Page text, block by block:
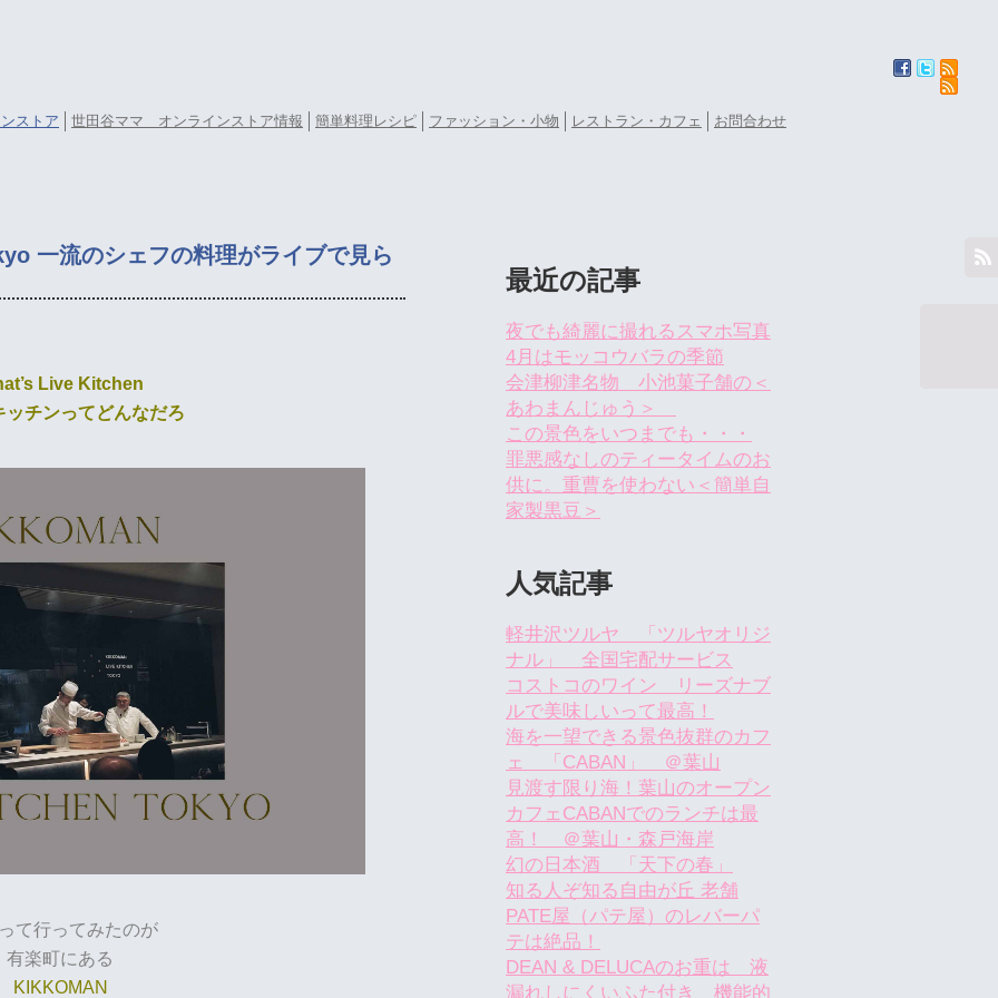
ストア 世田谷ママ オンラインストア情報 簡単料理レシピ ファッション・小物 レストラン・カフェ お問合わせ
一流のシェフの料理がライブで見ら
Live Kitchen
ッチンってどんなだろ
て行ってみたのが
有楽町にある
KIKKOMAN
最近の記事
夜でも綺麗に撮れるスマホ写真
4月はモッコウバラの季節
会津柳津名物 小池菓子舗の＜
あわまんじゅう＞
この景色をいつまでも・・・
罪悪感なしのティータイムのお
供に。重曹を使わない＜簡単自
家製黒豆＞
人気記事
軽井沢ツルヤ 「ツルヤオリジ
ナル」 全国宅配サービス
コストコのワイン リーズナブ
ルで美味しいって最高！
海を一望できる景色抜群のカフ
ェ 「CABAN」 ＠葉山
見渡す限り海！葉山のオープン
カフェCABANでのランチは最
高！ ＠葉山・森戸海岸
幻の日本酒 「天下の春」
知る人ぞ知る自由が丘 老舗
PATE屋（パテ屋）のレバーパ
テは絶品！
DEAN & DELUCAのお重は 液
漏れしにくいふた付き 機能的